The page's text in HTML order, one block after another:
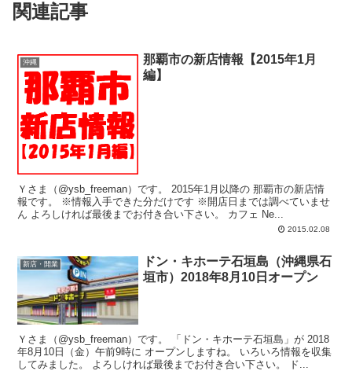
関連記事
沖縄
那覇市の新店情報【2015年1月
編】
Ｙさま（@ysb_freeman）です。 2015年1月以降の 那覇市の新店情
報です。 ※情報入手できた分だけです ※開店日までは調べていませ
ん よろしければ最後までお付き合い下さい。 カフェ Ne...
2015.02.08
新店・開業
ドン・キホーテ石垣島（沖縄県石
垣市）2018年8月10日オープン
Ｙさま（@ysb_freeman）です。 「ドン・キホーテ石垣島」が 2018
年8月10日（金）午前9時に オープンしますね。 いろいろ情報を収集
してみました。 よろしければ最後までお付き合い下さい。 ド...